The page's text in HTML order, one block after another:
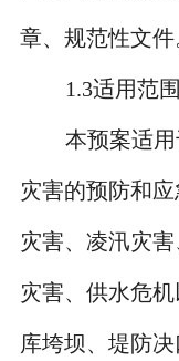
章、规范性文件
1.3适用范围
本预案适
灾害的预防和
灾害、凌汛灾
灾害、供水危
库垮坝、堤防